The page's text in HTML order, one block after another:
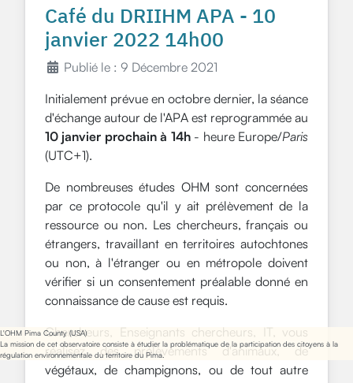
L'OHM Pima County (USA)
La mission de cet observatoire consiste à étudier la problématique de la participation des citoyens à la
régulation environnementale du territoire du Pima.
Café du DRIIHM APA - 10
janvier 2022 14h00
Publié le : 9 Décembre 2021
Initialement prévue en octobre dernier, la séance
d'échange autour de l'APA est reprogrammée au
10 janvier prochain à 14h- heure Europe/Paris
(UTC+1).
De nombreuses études OHM sont concernées
par ce protocole qu'il y ait prélèvement de la
ressource ou non. Les chercheurs, français ou
étrangers, travaillant en territoires autochtones
ou non, à l'étranger ou en métropole doivent
vérifier si un consentement préalable donné en
connaissance de cause est requis.
Chercheurs, Enseignants chercheurs, IT, vous
réalisez des prélèvements d'animaux, de
végétaux, de champignons, ou de tout autre